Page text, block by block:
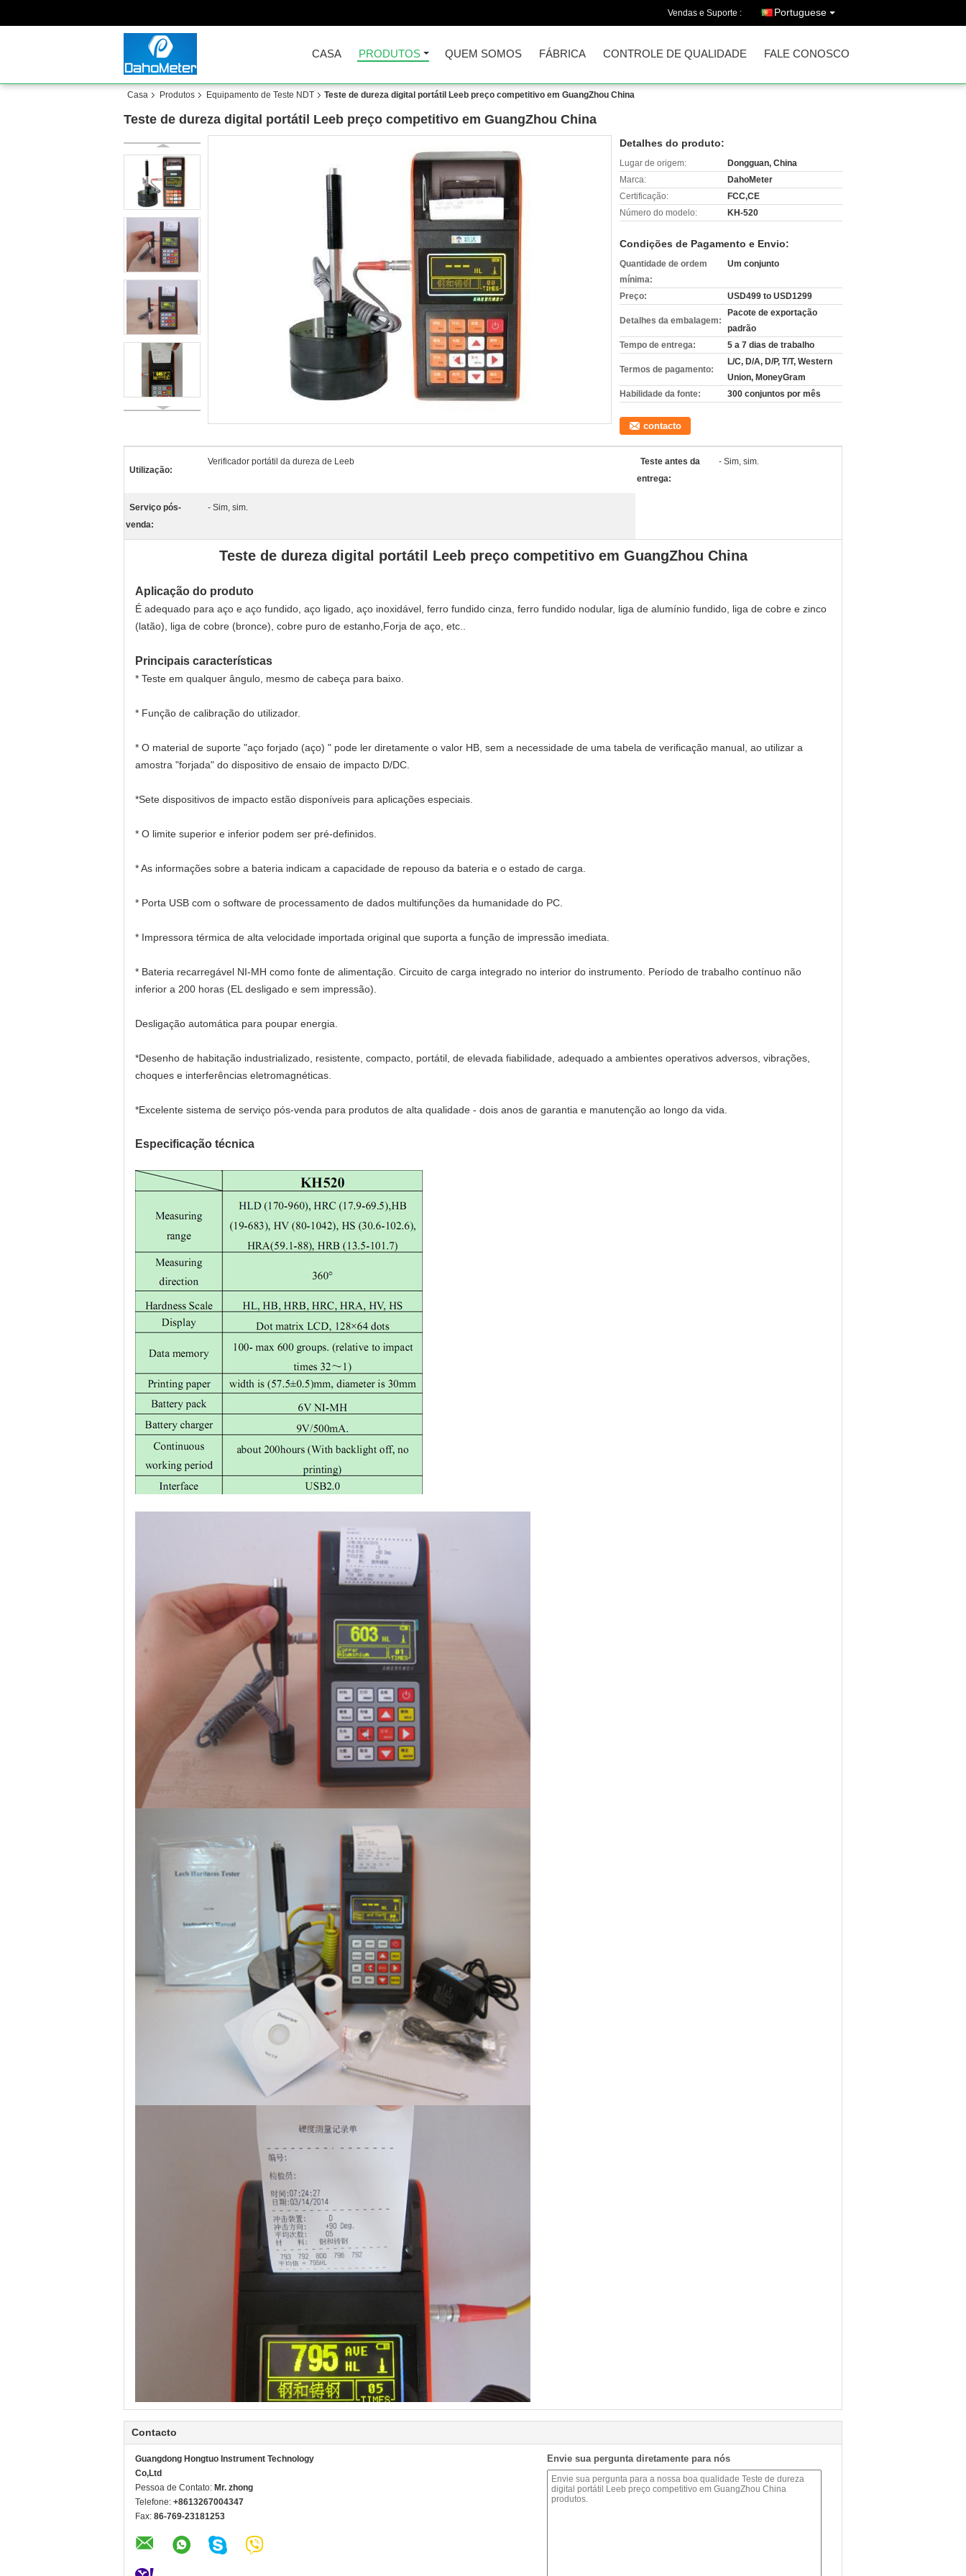
Vendas e Suporte : Portuguese
CASA PRODUTOS QUEM SOMOS FÁBRICA CONTROLE DE QUALIDADE FALE CONOSCO
Casa Produtos Equipamento de Teste NDT Teste de dureza digital portátil Leeb preço competitivo em GuangZhou China
Teste de dureza digital portátil Leeb preço competitivo em GuangZhou China
Detalhes do produto:
Lugar de origem:
Dongguan, China
Marca:
DahoMeter
Certificação:
FCC,CE
Número do modelo:
KH-520
Condições de Pagamento e Envio:
Quantidade de ordem
mínima:
Um conjunto
Preço: USD499 to USD1299
Detalhes da embalagem:
Pacote de exportação
padrão
Tempo de entrega:
5 a 7 dias de trabalho
Termos de pagamento:
L/C, D/A, D/P, T/T, Western
Union, MoneyGram
Habilidade da fonte:
300 conjuntos por mês
contacto
Utilização:
Verificador portátil da dureza de Leeb
Teste antes da
entrega:
- Sim, sim.
Serviço pós-
venda:
- Sim, sim.
Teste de dureza digital portátil Leeb preço competitivo em GuangZhou China
Aplicação do produto
É adequado para aço e aço fundido, aço ligado, aço inoxidável, ferro fundido cinza, ferro fundido nodular, liga de alumínio fundido, liga de cobre e zinco
(latão), liga de cobre (bronce), cobre puro de estanho,Forja de aço, etc..
Principais características
* Teste em qualquer ângulo, mesmo de cabeça para baixo.
* Função de calibração do utilizador.
* O material de suporte "aço forjado (aço) " pode ler diretamente o valor HB, sem a necessidade de uma tabela de verificação manual, ao utilizar a
amostra "forjada" do dispositivo de ensaio de impacto D/DC.
*Sete dispositivos de impacto estão disponíveis para aplicações especiais.
* O limite superior e inferior podem ser pré-definidos.
* As informações sobre a bateria indicam a capacidade de repouso da bateria e o estado de carga.
* Porta USB com o software de processamento de dados multifunções da humanidade do PC.
* Impressora térmica de alta velocidade importada original que suporta a função de impressão imediata.
* Bateria recarregável NI-MH como fonte de alimentação. Circuito de carga integrado no interior do instrumento. Período de trabalho contínuo não
inferior a 200 horas (EL desligado e sem impressão).
Desligação automática para poupar energia.
*Desenho de habitação industrializado, resistente, compacto, portátil, de elevada fiabilidade, adequado a ambientes operativos adversos, vibrações,
choques e interferências eletromagnéticas.
*Excelente sistema de serviço pós-venda para produtos de alta qualidade - dois anos de garantia e manutenção ao longo da vida.
Especificação técnica
Contacto
Guangdong Hongtuo Instrument Technology
Co,Ltd
Pessoa de Contato: Mr. zhong
Telefone: +8613267004347
Fax: 86-769-23181253
Envie sua pergunta diretamente para nós